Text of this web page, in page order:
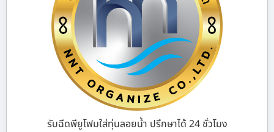
รับฉีดพียูโฟมใส่ทุ่นลอยน้ำ ปรึกษาได้ 24 ชั่วโมง